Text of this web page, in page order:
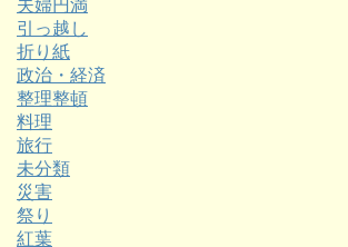
夫婦円満
引っ越し
折り紙
政治・経済
整理整頓
料理
旅行
未分類
災害
祭り
紅葉